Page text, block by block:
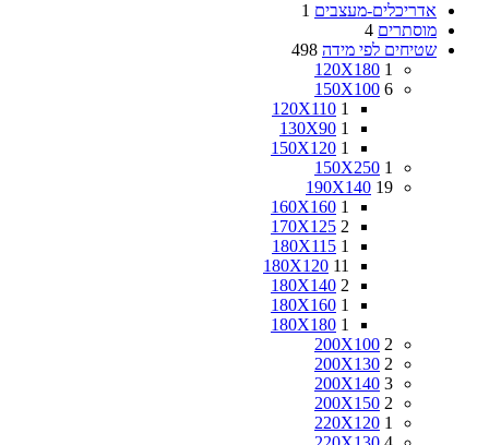
אדריכלים-מעצבים 1
מוסתרים 4
שטיחים לפי מידה 498
120X180 1
150X100 6
120X110 1
130X90 1
150X120 1
150X250 1
190X140 19
160X160 1
170X125 2
180X115 1
180X120 11
180X140 2
180X160 1
180X180 1
200X100 2
200X130 2
200X140 3
200X150 2
220X120 1